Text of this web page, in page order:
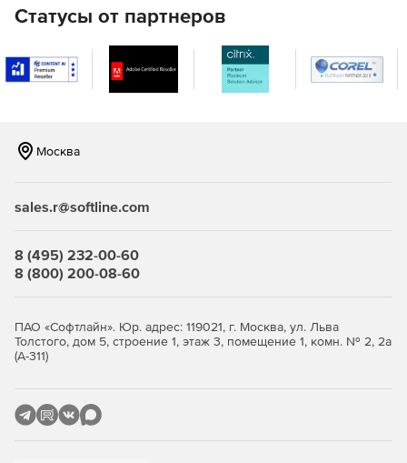
Портал самообслуживания
База знаний
Версия Professional – служба поддержки + управление
Управление службой поддержки.
Управление программными активами.
Управление закупками и контрактами.
Статусы от партнеров
Москва
sales.r@softline.com
8 (495) 232-00-60
8 (800) 200-08-60
ПАО «Софтлайн». Юр. адрес: 119021, г. Москва, ул. Льва
Толстого, дом 5, строение 1, этаж 3, помещение 1, комн. № 2, 2а
(А-311)